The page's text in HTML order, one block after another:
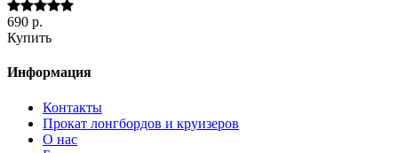
690 р.
Купить
Информация
Контакты
Прокат лонгбордов и круизеров
О нас